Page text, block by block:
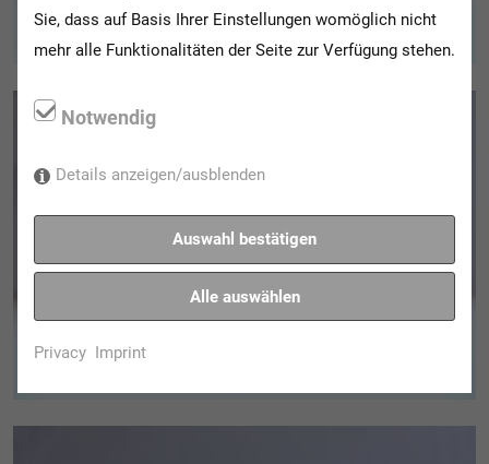
Sie, dass auf Basis Ihrer Einstellungen womöglich nicht
mehr alle Funktionalitäten der Seite zur Verfügung stehen.
Notwendig
Details anzeigen/ausblenden
Auswahl bestätigen
Alle auswählen
Privacy Imprint